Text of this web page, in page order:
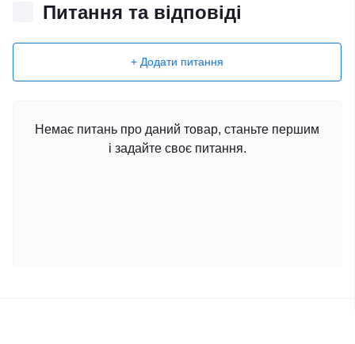
Питання та відповіді
+ Додати питання
Немає питань про даний товар, станьте першим
і задайте своє питання.